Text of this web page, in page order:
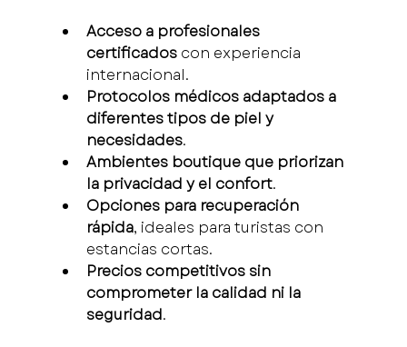
Acceso a profesionales
certificados con experiencia
internacional.
Protocolos médicos adaptados a
diferentes tipos de piel y
necesidades.
Ambientes boutique que priorizan
la privacidad y el confort.
Opciones para recuperación
rápida, ideales para turistas con
estancias cortas.
Precios competitivos sin
comprometer la calidad ni la
seguridad.